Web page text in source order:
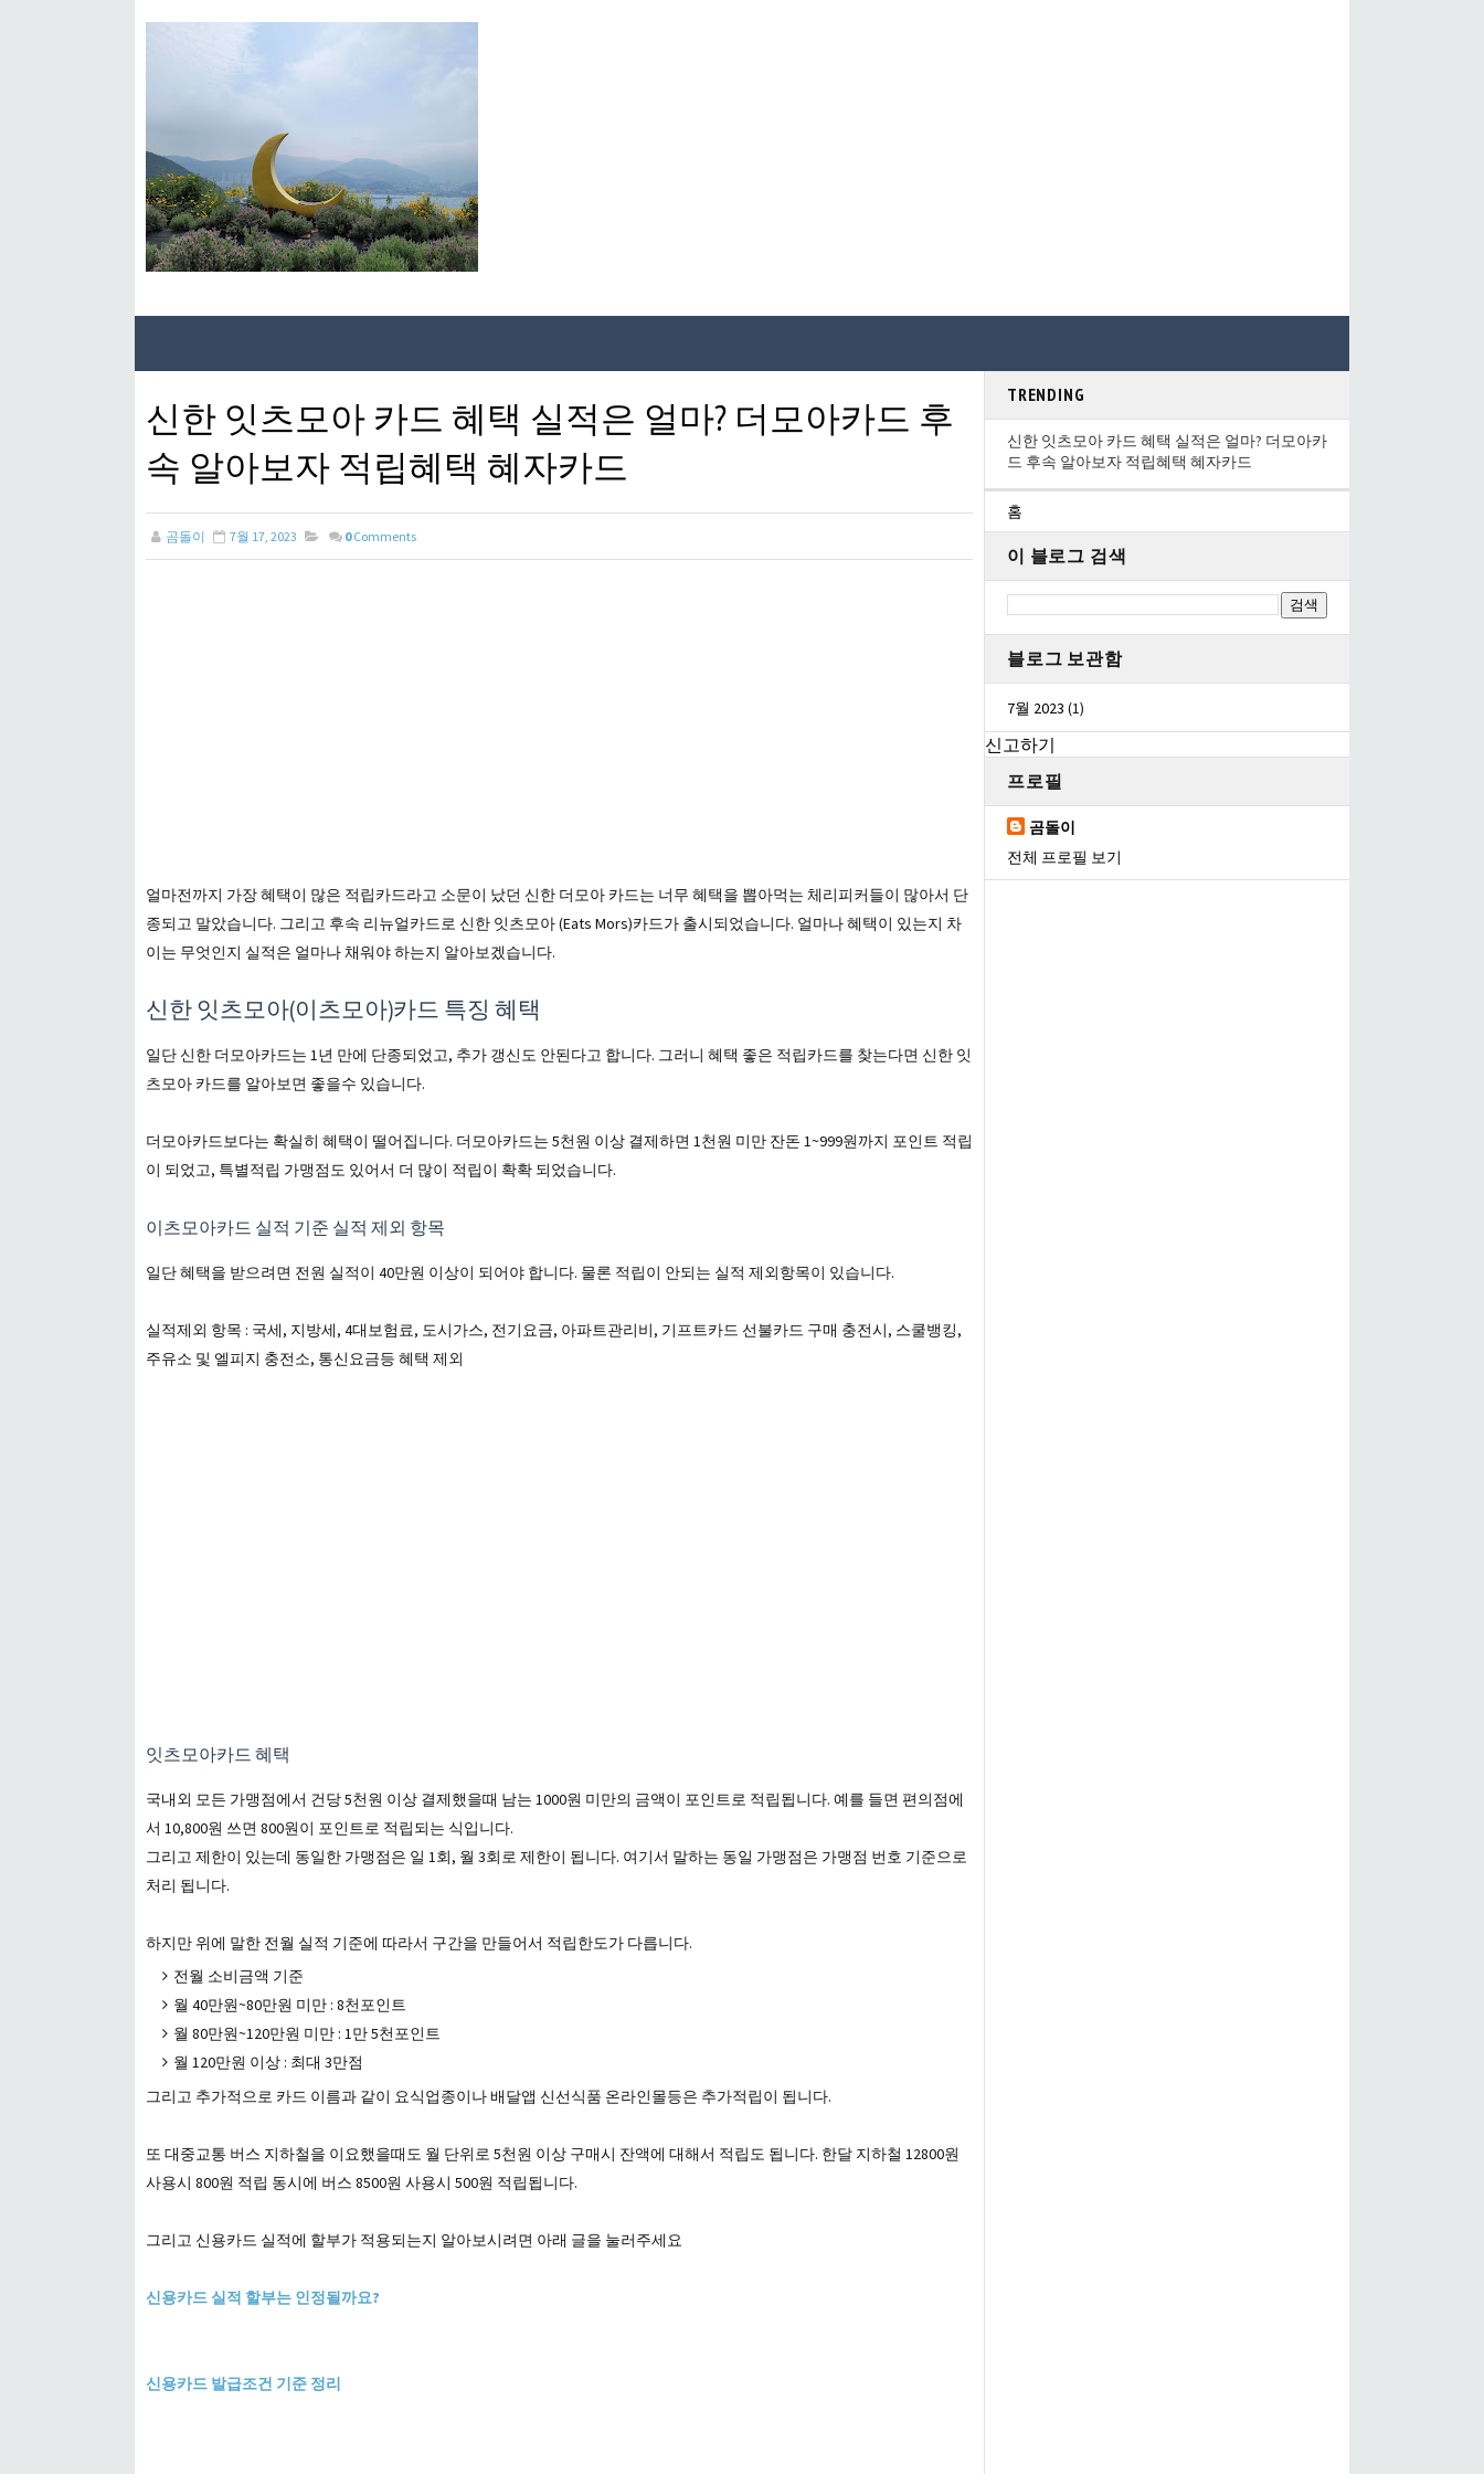
신한 잇츠모아 카드 혜택 실적은 얼마? 더모아카드 후
속 알아보자 적립혜택 혜자카드
곰돌이 7월 17, 2023 0 Comments
얼마전까지 가장 혜택이 많은 적립카드라고 소문이 났던 신한 더모아 카드는 너무 혜택을 뽑아먹는 체리피커들이 많아서 단
종되고 말았습니다. 그리고 후속 리뉴얼카드로 신한 잇츠모아 (Eats Mors)카드가 출시되었습니다. 얼마나 혜택이 있는지 차
이는 무엇인지 실적은 얼마나 채워야 하는지 알아보겠습니다.
신한 잇츠모아(이츠모아)카드 특징 혜택
일단 신한 더모아카드는 1년 만에 단종되었고, 추가 갱신도 안된다고 합니다. 그러니 혜택 좋은 적립카드를 찾는다면 신한 잇
츠모아 카드를 알아보면 좋을수 있습니다.
더모아카드보다는 확실히 혜택이 떨어집니다. 더모아카드는 5천원 이상 결제하면 1천원 미만 잔돈 1~999원까지 포인트 적립
이 되었고, 특별적립 가맹점도 있어서 더 많이 적립이 확확 되었습니다.
이츠모아카드 실적 기준 실적 제외 항목
일단 혜택을 받으려면 전원 실적이 40만원 이상이 되어야 합니다. 물론 적립이 안되는 실적 제외항목이 있습니다.
실적제외 항목 : 국세, 지방세, 4대보험료, 도시가스, 전기요금, 아파트관리비, 기프트카드 선불카드 구매 충전시, 스쿨뱅킹,
주유소 및 엘피지 충전소, 통신요금등 혜택 제외
잇츠모아카드 혜택
국내외 모든 가맹점에서 건당 5천원 이상 결제했을때 남는 1000원 미만의 금액이 포인트로 적립됩니다. 예를 들면 편의점에
서 10,800원 쓰면 800원이 포인트로 적립되는 식입니다.
그리고 제한이 있는데 동일한 가맹점은 일 1회, 월 3회로 제한이 됩니다. 여기서 말하는 동일 가맹점은 가맹점 번호 기준으로
처리 됩니다.
하지만 위에 말한 전월 실적 기준에 따라서 구간을 만들어서 적립한도가 다릅니다.
전월 소비금액 기준
월 40만원~80만원 미만 : 8천포인트
월 80만원~120만원 미만 : 1만 5천포인트
월 120만원 이상 : 최대 3만점
그리고 추가적으로 카드 이름과 같이 요식업종이나 배달앱 신선식품 온라인몰등은 추가적립이 됩니다.
또 대중교통 버스 지하철을 이요했을때도 월 단위로 5천원 이상 구매시 잔액에 대해서 적립도 됩니다. 한달 지하철 12800원
사용시 800원 적립 동시에 버스 8500원 사용시 500원 적립됩니다.
그리고 신용카드 실적에 할부가 적용되는지 알아보시려면 아래 글을 눌러주세요
신용카드 실적 할부는 인정될까요?
신용카드 발급조건 기준 정리
TRENDING
신한 잇츠모아 카드 혜택 실적은 얼마? 더모아카
드 후속 알아보자 적립혜택 혜자카드
홈
이 블로그 검색
블로그 보관함
7월 2023 (1)
신고하기
프로필
곰돌이
전체 프로필 보기